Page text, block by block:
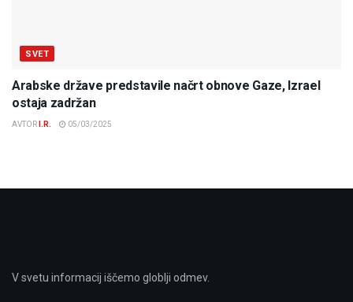
SVET
Arabske države predstavile načrt obnove Gaze, Izrael
ostaja zadržan
AVTOR I.R. 05/03/2025
V svetu informacij iščemo globlji odmev.